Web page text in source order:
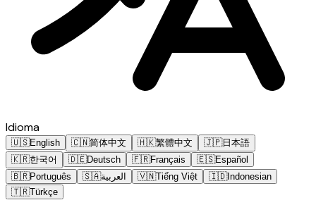
Idioma
🇺🇸English 🇨🇳简体中文 🇭🇰繁體中文 🇯🇵日本語
🇰🇷한국어 🇩🇪Deutsch 🇫🇷Français 🇪🇸Español
🇧🇷Português 🇸🇦العربية 🇻🇳Tiếng Việt 🇮🇩Indonesian
🇹🇷Türkçe